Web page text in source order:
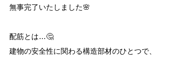
無事完了いたしました🌸
配筋とは…🤔
建物の安全性に関わる構造部材のひとつで、